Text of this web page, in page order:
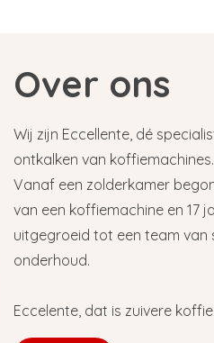
Over ons
Wij zijn Eccellente, dé
ontkalken van koffiemachines.
Vanaf een zolderkamer
van een koffiemachine en 17
uitgegroeid tot een team van
onderhoud.
Eccelente, dat is zuivere koffie